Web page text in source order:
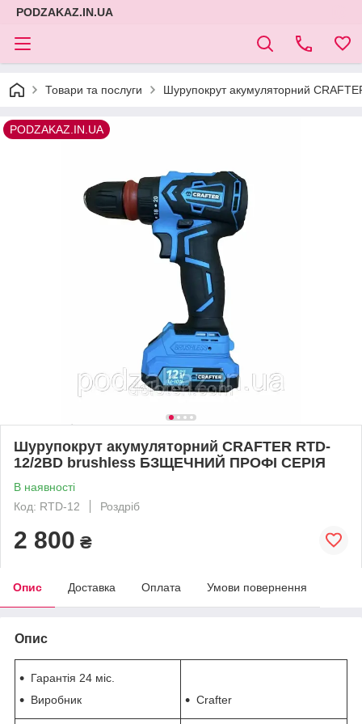
PODZAKAZ.IN.UA
Товари та послуги Шурупокрут акумуляторний
PODZAKAZ.IN.UA
Шурупокрут акумуляторний CRAFTER RTD-
12/2BD brushless БЗЩЕЧНИЙ ПРОФІ СЕРІЯ
В наявності
Код: RTD-12
Роздріб
2 800 ₴
Опис Доставка Оплата Умови повернення
Опис
Гарантія 24 міс.
Виробник
Crafter